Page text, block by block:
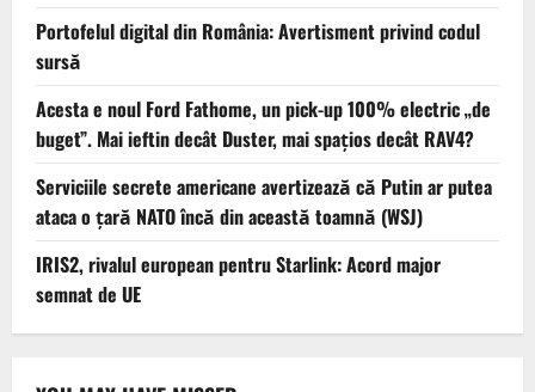
Portofelul digital din România: Avertisment privind codul
sursă
Acesta e noul Ford Fathome, un pick-up 100% electric „de
buget”. Mai ieftin decât Duster, mai spațios decât RAV4?
Serviciile secrete americane avertizează că Putin ar putea
ataca o țară NATO încă din această toamnă (WSJ)
IRIS2, rivalul european pentru Starlink: Acord major
semnat de UE